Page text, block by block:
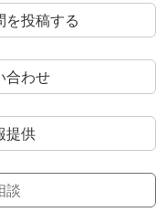
を投稿する
合わせ
提供
談